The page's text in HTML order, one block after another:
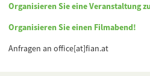
Organisieren Sie eine Veranstaltung
Organisieren Sie einen Filmabend!
Anfragen an office[at]fian.at